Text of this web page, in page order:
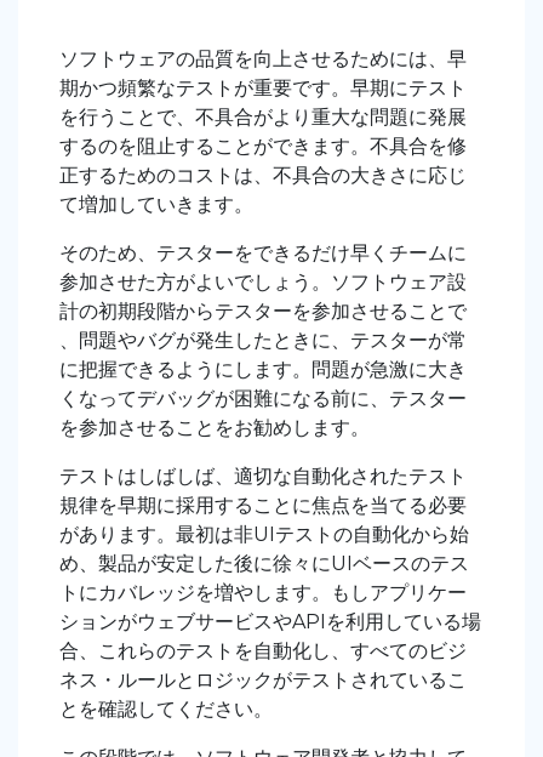
ソフトウェアの品質を向上させるためには、早
期かつ頻繁なテストが重要です。早期にテスト
を行うことで、不具合がより重大な問題に発展
するのを阻止することができます。不具合を修
正するためのコストは、不具合の大きさに応じ
て増加していきます。
そのため、テスターをできるだけ早くチームに
参加させた方がよいでしょう。ソフトウェア設
計の初期段階からテスターを参加させることで
、問題やバグが発生したときに、テスターが常
に把握できるようにします。問題が急激に大き
くなってデバッグが困難になる前に、テスター
を参加させることをお勧めします。
テストはしばしば、適切な自動化されたテスト
規律を早期に採用することに焦点を当てる必要
があります。最初は非UIテストの自動化から始
め、製品が安定した後に徐々にUIベースのテス
トにカバレッジを増やします。もしアプリケー
ションがウェブサービスやAPIを利用している場
合、これらのテストを自動化し、すべてのビジ
ネス・ルールとロジックがテストされているこ
とを確認してください。